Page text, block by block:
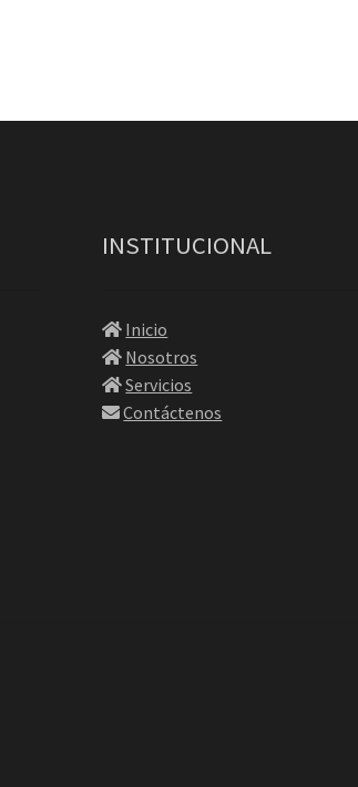
INSTITUCIONAL
Inicio
Nosotros
Servicios
Contáctenos